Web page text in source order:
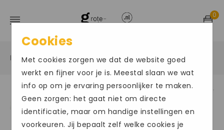
0
Home / Grote maten damesschoenen / Slippers
ACTIE
Cookies
Met cookies zorgen we dat de website goed
werkt en fijner voor je is. Meestal slaan we wat
info op om je ervaring persoonlijker te maken.
Geen zorgen: het gaat niet om directe
identificatie, maar om handige instellingen en
voorkeuren. Jij bepaalt zelf welke cookies je